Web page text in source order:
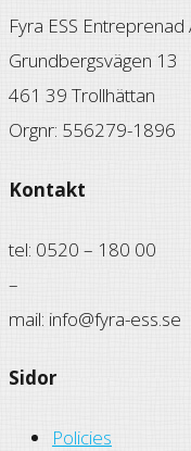
Fyra ESS Entreprenad
Grundbergsvägen 13
461 39 Trollhättan
Orgnr: 556279-1896
Kontakt
tel: 0520 – 180 00
–
mail: info@fyra-ess.se
Sidor
Policies